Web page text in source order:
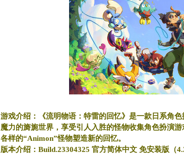
游戏介绍：《流明物语：特雷的回忆》是一款日系角
魔力的旖旎世界，享受引人入胜的怪物收集角色扮演
各样的“Animon”怪物塑造新的回忆。
版本介绍：Build.23304325 官方简体中文 免安装版（